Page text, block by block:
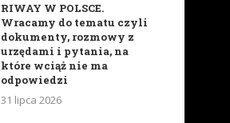
RIWAY W POLSCE.
Wracamy do tematu czyli
dokumenty, rozmowy z
urzędami i pytania, na
które wciąż nie ma
odpowiedzi
31 lipca 2026